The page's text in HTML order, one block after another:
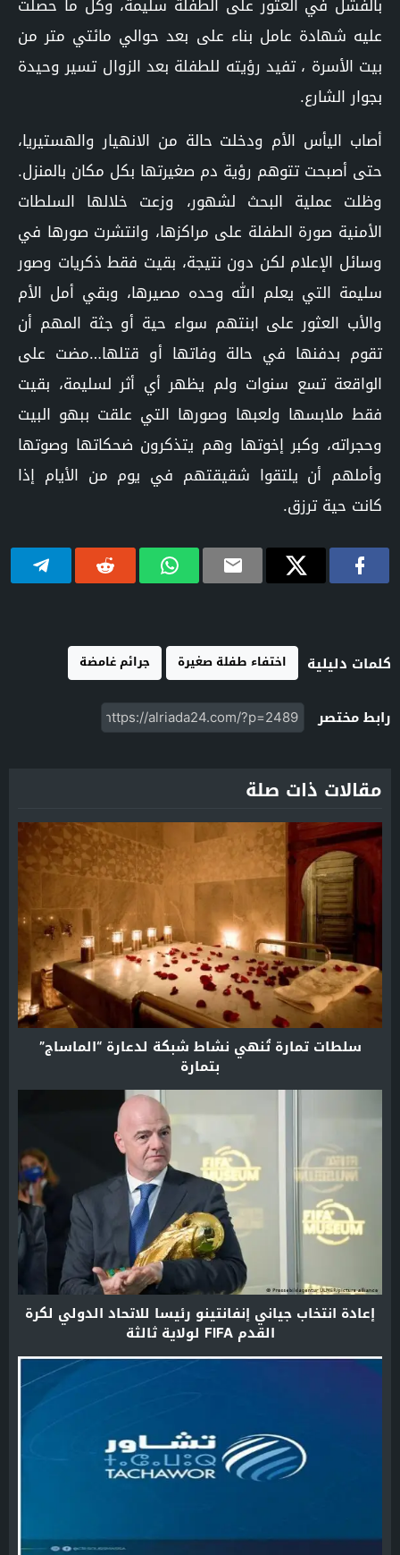
عليه شهادة عامل بناء على بعد حوالي مائتي متر من
بيت الأسرة ، تفيد رؤيته للطفلة بعد الزوال تسير وحيدة
بجوار الشارع.
أصاب اليأس الأم ودخلت حالة من الانهيار والهستيريا،
حتى أصبحت تتوهم رؤية دم صغيرتها بكل مكان بالمنزل.
وظلت عملية البحث لشهور، وزعت خلالها السلطات
الأمنية صورة الطفلة على مراكزها، وانتشرت صورها في
وسائل الإعلام لكن دون نتيجة، بقيت فقط ذكريات وصور
سليمة التي يعلم الله وحده مصيرها، وبقي أمل الأم
والأب العثور على ابنتهم سواء حية أو جثة المهم أن
تقوم بدفنها في حالة وفاتها أو قتلها…مضت على
الواقعة تسع سنوات ولم يظهر أي أثر لسليمة، بقيت
فقط ملابسها ولعبها وصورها التي علقت ببهو البيت
وحجراته، وكبر إخوتها وهم يتذكرون ضحكاتها وصوتها
وأملهم أن يلتقوا شقيقتهم في يوم من الأيام إذا
كانت حية ترزق.
كلمات دليلية اختفاء طفلة صغيرة جرائم غامضة
رابط مختصر
مقالات ذات صلة
سلطات تمارة تُنهي نشاط شبكة لدعارة “الماساج”
بتمارة
إعادة انتخاب جياني إنفانتينو رئيسا للاتحاد الدولي لكرة
القدم FIFA لولاية ثالثة